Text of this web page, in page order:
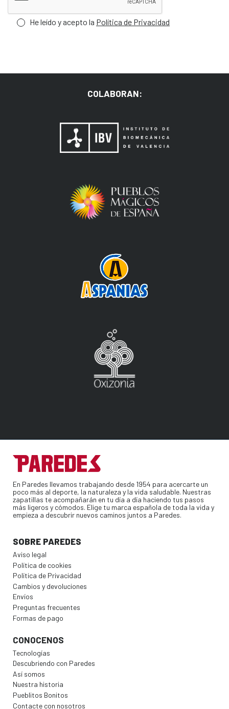
He leído y acepto la Política de Privacidad
COLABORAN:
En Paredes llevamos trabajando desde 1954 para acercarte un
poco más al deporte, la naturaleza y la vida saludable. Nuestras
zapatillas te acompañarán en tu día a día haciendo tus pasos
más ligeros y cómodos. Elige tu marca española de toda la vida y
empieza a descubrir nuevos caminos juntos a Paredes.
SOBRE PAREDES
Aviso legal
Política de cookies
Política de Privacidad
Cambios y devoluciones
Envíos
Preguntas frecuentes
Formas de pago
CONOCENOS
Tecnologías
Descubriendo con Paredes
Así somos
Nuestra historia
Pueblitos Bonitos
Contacte con nosotros